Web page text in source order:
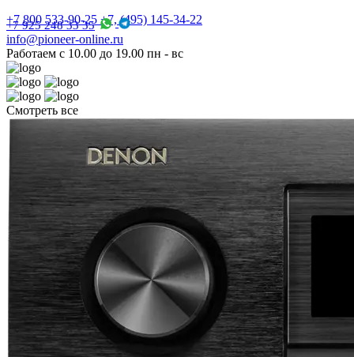
+7 800 533-90-25 +7, (495) 145-34-22
+7 925 248 33 35
info@pioneer-online.ru
Работаем с 10.00 до 19.00 пн - вс
Смотреть все